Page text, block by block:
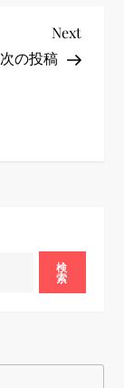
Next
Post
Next
次の投稿
検
索